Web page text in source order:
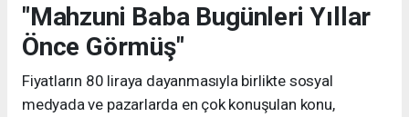
"Mahzuni Baba Bugünleri Yıllar
Önce Görmüş"
Fiyatların 80 liraya dayanmasıyla birlikte sosyal
medyada ve pazarlarda en çok konuşulan konu,